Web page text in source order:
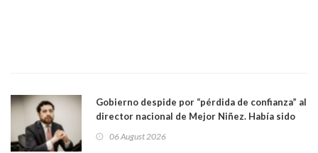
Gobierno despide por “pérdida de confianza” al
director nacional de Mejor Niñez. Había sido
06 August 2026